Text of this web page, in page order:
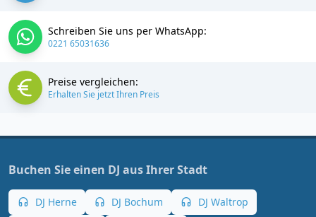
Schreiben Sie uns per WhatsApp:
0221 65031636
Preise vergleichen:
Erhalten Sie jetzt Ihren Preis
Buchen Sie einen DJ aus Ihrer Stadt
DJ Herne DJ Bochum
DJ Waltrop